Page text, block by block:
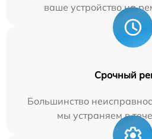
ваше устройство на
Срочный
Большинство
мы устраняем в